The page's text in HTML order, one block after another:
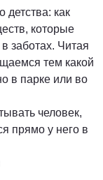
как
которые
в заботах. Читая
тем какой
в парке или во
человек,
прямо у него в